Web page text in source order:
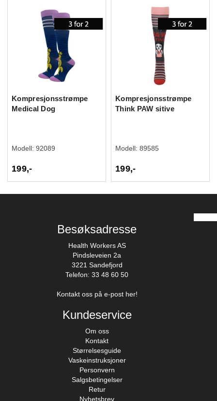
Kompresjonsstrømpe
Medical Dog
Modell: 92089
199,-
Kompresjonsstrømpe
Think PAW sitive
Modell: 89585
199,-
Besøksadresse
Health Workers AS
Pindsleveien 2a
3221 Sandefjord
Telefon: 33 48 60 50
Kontakt oss på e-post her!
Kundeservice
Om oss
Kontakt
Størrelsesguide
Vaskeinstruksjoner
Personvern
Salgsbetingelser
Retur
Nyhetsbrev